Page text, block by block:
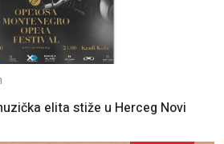
elita stiže u Herceg Novi